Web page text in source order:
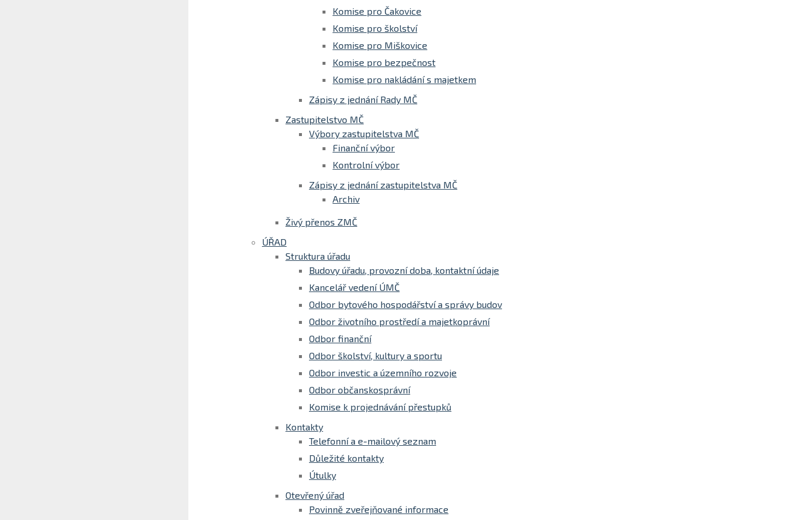
Komise pro Čakovice
Komise pro školství
Komise pro Miškovice
Komise pro bezpečnost
Komise pro nakládání s majetkem
Zápisy z jednání Rady MČ
Zastupitelstvo MČ
Výbory zastupitelstva MČ
Finanční výbor
Kontrolní výbor
Zápisy z jednání zastupitelstva MČ
Archiv
Živý přenos ZMČ
ÚŘAD
Struktura úřadu
Budovy úřadu, provozní doba, kontaktní údaje
Kancelář vedení ÚMČ
Odbor bytového hospodářství a správy budov
Odbor životního prostředí a majetkoprávní
Odbor finanční
Odbor školství, kultury a sportu
Odbor investic a územního rozvoje
Odbor občanskosprávní
Komise k projednávání přestupků
Kontakty
Telefonní a e-mailový seznam
Důležité kontakty
Útulky
Otevřený úřad
Povinně zveřejňované informace